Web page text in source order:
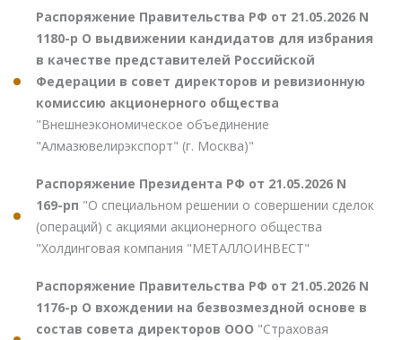
Распоряжение Правительства РФ от 21.05.2026 N
1180-р О выдвижении кандидатов для избрания
в качестве представителей Российской
Федерации в совет директоров и ревизионную
комиссию акционерного общества
"Внешнеэкономическое объединение
"Алмазювелирэкспорт" (г. Москва)"
Распоряжение Президента РФ от 21.05.2026 N
169-рп "О специальном решении о совершении сделок
(операций) с акциями акционерного общества
"Холдинговая компания "МЕТАЛЛОИНВЕСТ"
Распоряжение Правительства РФ от 21.05.2026 N
1176-р О вхождении на безвозмездной основе в
состав совета директоров ООО "Страховая